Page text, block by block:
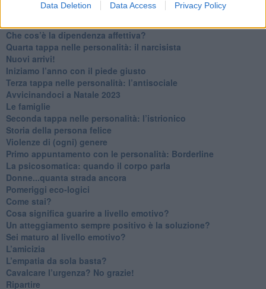
Data Deletion Data Access Privacy Policy
Contornati di persone che…
Che cos’è la dipendenza affettiva?
Quarta tappa nelle personalità: il narcisista
​Nuovi arrivi!
​Iniziamo l’anno con il piede giusto
​Terza tappa nelle personalità: l’antisociale
​Avvicinandoci a Natale 2023
Le famiglie
Seconda tappa nelle personalità: l’istrionico
​Storia della persona felice
Violenze di (ogni) genere
​Primo appuntamento con le personalità: Borderline
La psicosomatica: quando il corpo parla
Donne...quanta strada ancora
​Pomeriggi eco-logici
​Come stai?
Cosa significa guarire a livello emotivo?
​Un atteggiamento sempre positivo è la soluzione?
​Sei maturo al livello emotivo?
​L’amicizia
​L’empatia da sola basta?
​Cavalcare l’urgenza? No grazie!
Ripartire